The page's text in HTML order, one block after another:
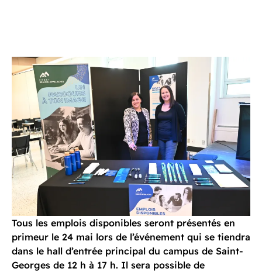
Tous les emplois disponibles seront présentés en
primeur le 24 mai lors de l’événement qui se tiendra
dans le hall d’entrée principal du campus de Saint-
Georges de 12 h à 17 h. Il sera possible de